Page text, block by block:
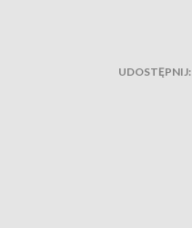
UDOSTĘPNIJ: